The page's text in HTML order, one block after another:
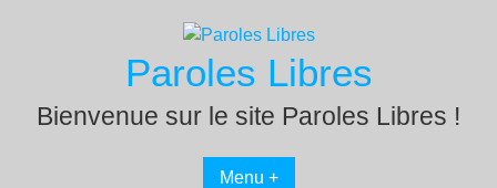
Paroles Libres
Bienvenue sur le site Paroles Libres !
Menu +